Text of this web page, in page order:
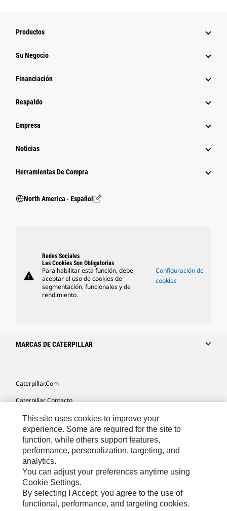
Productos
Su Negocio
Financiación
Respaldo
Empresa
Noticias
Herramientas De Compra
North America ‧ Español
warning
Redes Sociales
Las Cookies Son Obligatorias
Para habilitar esta función, debe
aceptar el uso de cookies de
segmentación, funcionales y de
rendimiento.
Configuración de
cookies
MARCAS DE CATERPILLAR
Caterpillar.com
Caterpillar Contacto
Mis Preferencias De Marketing
Site Map
Cookie Settings
Legal
Privacy
This site uses cookies to improve your
experience. Some are required for the site to
function, while others support features,
performance, personalization, targeting, and
analytics.
You can adjust your preferences anytime using
Cookie Settings.
By selecting I Accept, you agree to the use of
functional, performance, and targeting cookies.